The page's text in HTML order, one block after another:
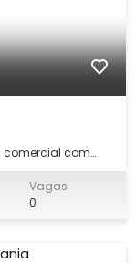
comercial com
nos fundos.
piso
Vagas
0